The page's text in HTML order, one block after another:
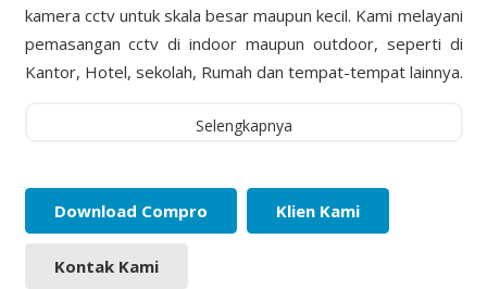
kamera cctv untuk skala besar maupun kecil. Kami melayani
pemasangan cctv di indoor maupun outdoor, seperti di
Kantor, Hotel, sekolah, Rumah dan tempat-tempat lainnya.
Selengkapnya
Download Compro Klien Kami
Kontak Kami